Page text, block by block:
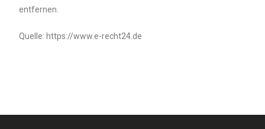
entfernen.
Quelle: https://www.e-recht24.de